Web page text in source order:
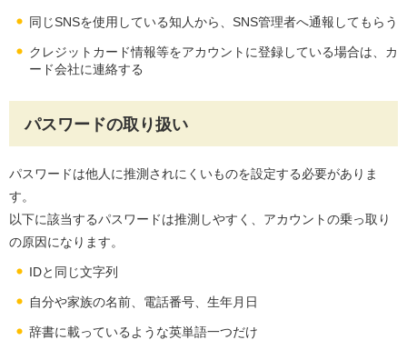
同じSNSを使用している知人から、SNS管理者へ通報してもらう
クレジットカード情報等をアカウントに登録している場合は、カ
ード会社に連絡する
パスワードの取り扱い
パスワードは他人に推測されにくいものを設定する必要がありま
す。
以下に該当するパスワードは推測しやすく、アカウントの乗っ取り
の原因になります。
IDと同じ文字列
自分や家族の名前、電話番号、生年月日
辞書に載っているような英単語一つだけ